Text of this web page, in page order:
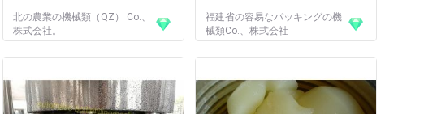
Babi|家禽はファンを収容します
北の農業の機械類（QZ） Co.、
株式会社。
福建省の容易なパッキングの機
械類Co.、株式会社